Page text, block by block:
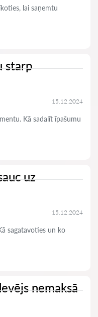
lai saņemtu
starp
15.12.2024
Kā sadalīt īpašumu
uz
15.12.2024
sagatavoties un ko
nemaksā